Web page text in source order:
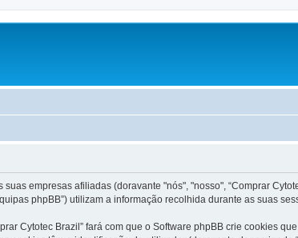
empresas afiliadas (doravante "nós", "nosso", “Comprar
phpBB”) utilizam a informação recolhida durante as suas
Cytotec Brazil” fará com que o Software phpBB crie cookies